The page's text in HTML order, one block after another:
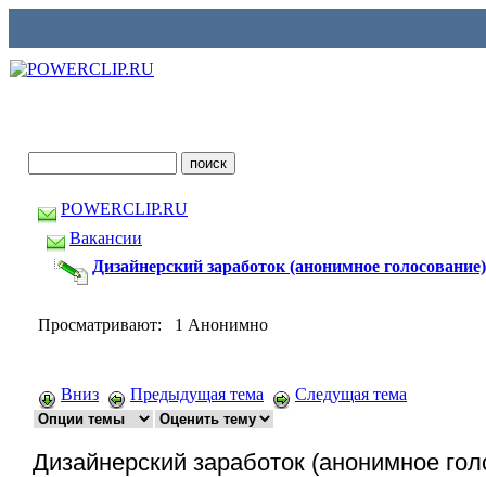
POWERCLIP.RU
Вакансии
Дизайнерский заработок (анонимное голосование)
Просматривают: 1 Анонимно
Вниз Предыдущая тема Следущая тема
Дизайнерский заработок (анонимное